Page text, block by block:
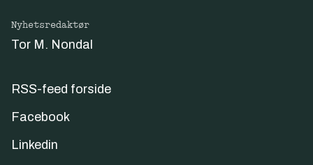
Nyhetsredaktør
Tor M. Nondal
RSS-feed forside
Facebook
Linkedin